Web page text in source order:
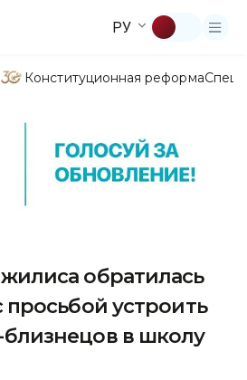
РУ
Конституционная реформа
обратилась
просьбой устроить
в школу